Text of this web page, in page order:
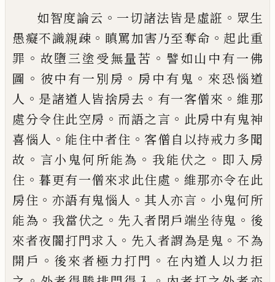
如智度論云 。 一切諸法皆是虛誑 。 眾生
愚癡不識親疎 。 瞋罵加害乃至奪命 。 起此重
罪 。 故墮三塗受無量苦 。 譬如山中有一佛
圖 。 彼中有一別房 。 房中有鬼 。 來恐惱道
人 。 是諸道人皆捨房去 。 有一客僧來 。維那
處分令住此空房 。 而語之言 。 此房中有鬼神
喜惱人 。 能住中者住 。 客僧自以持戒力多聞
故 。 言小鬼何所能為 。 我能伏之 。 即入房
住 。 暮更有一僧來求此住處 。 維那亦令在此
房住 。 亦語有鬼惱人 。其人亦言 。 小鬼何所
能為 。 我當伏之 。 先入者閉戶端坐待鬼 。 後
來者夜闇打門求入 。 先入者謂為是鬼 。 不為
開戶 。 後來者極力打門 。 在 內道人以力拒